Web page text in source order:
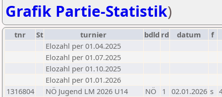
Grafik Partie-Statistik)
tnr St turnier bdld rd datum
f
Elozahl per 01.04.2025
Elozahl per 01.07.2025
Elozahl per 01.10.2025
Elozahl per 01.01.2026
1316804
NÖ Jugend LM 2026 U14 NÖ 1 02.01.2026 s